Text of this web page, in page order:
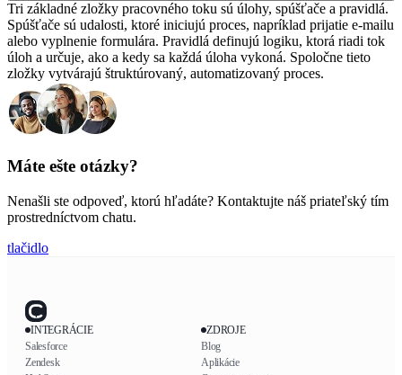
Tri základné zložky pracovného toku sú úlohy, spúšťače a pravidlá.
Spúšťače sú udalosti, ktoré iniciujú proces, napríklad prijatie e-mailu
alebo vyplnenie formulára. Pravidlá definujú logiku, ktorá riadi tok
úloh a určuje, ako a kedy sa každá úloha vykoná. Spoločne tieto
zložky vytvárajú štruktúrovaný, automatizovaný proces.
Máte ešte otázky?
Nenašli ste odpoveď, ktorú hľadáte? Kontaktujte náš priateľský tím
prostredníctvom chatu.
tlačidlo
INTEGRÁCIE
Salesforce
Zendesk
ZDROJE
Blog
Aplikácie